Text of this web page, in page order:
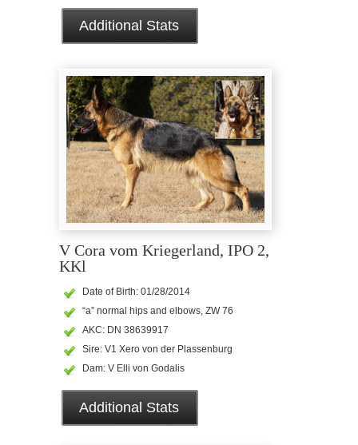
Additional Stats
V Cora vom Kriegerland, IPO 2,
KKl
Date of Birth: 01/28/2014
“a” normal hips and elbows, ZW 76
AKC: DN 38639917
Sire: V1 Xero von der Plassenburg
Dam: V Elli von Godalis
Additional Stats